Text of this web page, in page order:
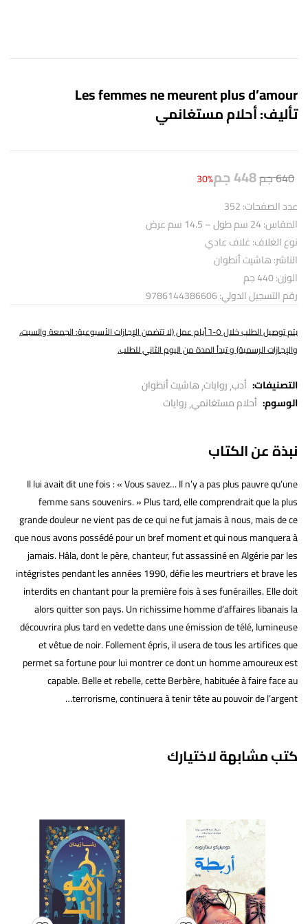
Les femmes ne meurent plus d’amour
تأليف: أحلام مستغانمي
640جم448جم30%
عدد الصفحات: 352
المقاس: 24 سم طول – 14.5 سم عرض
نوع الغلاف: غلاف عادي
الناشر: هاشيت أنطوان
الوزن: 440 جم
رقم التسجيل الدولي: 9786144386606
يتم توصيل الطلب خلال ٥-٦ أيام عمل (لا تتضمن الإجازات الأسبوعية: الجمعة والسبت،
والإجازات الرسمية) و تبدأ المدة من اليوم الثاني للطلب.
التصنيفات: أدب روايات هاشيت أنطوان
الوسوم: أحلام مستغانمي روايات
نبذة عن الكتاب
Il lui avait dit une fois : « Vous savez… Il n’y a pas plus pauvre qu’une
femme sans souvenirs. » Plus tard, elle comprendrait que la plus
grande douleur ne vient pas de ce qui ne fut jamais à nous, mais de ce
que nous avons possédé pour un bref moment et qui nous manquera à
jamais. Hâla, dont le père, chanteur, fut assassiné en Algérie par les
intégristes pendant les années 1990, défie les meurtriers et brave les
interdits en chantant pour la première fois à ses funérailles. Elle doit
alors quitter son pays. Un richissime homme d’affaires libanais la
découvrira plus tard en vedette dans une émission de télé, lumineuse
et vêtue de noir. Follement épris, il usera de tous les artifices que
permet sa fortune pour lui montrer ce dont un homme amoureux est
capable. Belle et rebelle, cette Berbère, habituée à faire face au
terrorisme, continuera à tenir tête au pouvoir de l’argent…
كتب مشابهة لاختيارك